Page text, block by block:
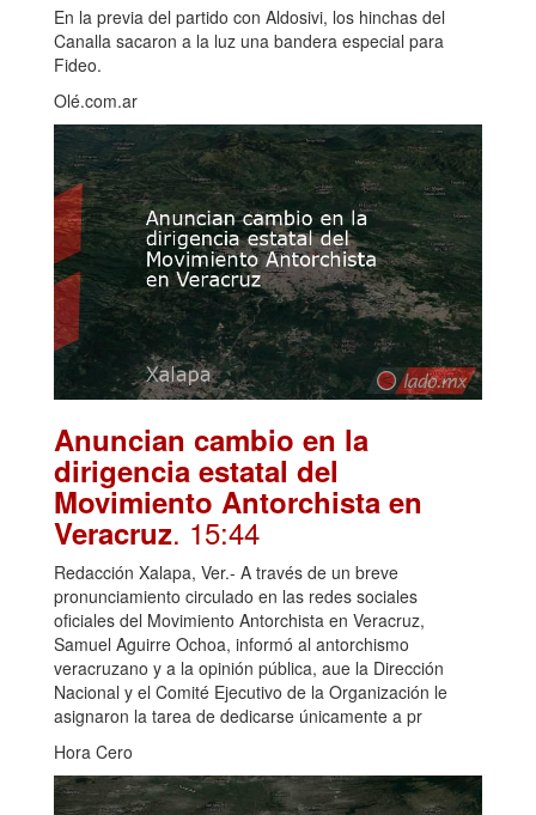
En la previa del partido con Aldosivi, los hinchas del
Canalla sacaron a la luz una bandera especial para
Fideo.
Olé.com.ar
Anuncian cambio en la
dirigencia estatal del
Movimiento Antorchista en
Veracruz. 15:44
Redacción Xalapa, Ver.- A través de un breve
pronunciamiento circulado en las redes sociales
oficiales del Movimiento Antorchista en Veracruz,
Samuel Aguirre Ochoa, informó al antorchismo
veracruzano y a la opinión pública, aue la Dirección
Nacional y el Comité Ejecutivo de la Organización le
asignaron la tarea de dedicarse únicamente a pr
Hora Cero